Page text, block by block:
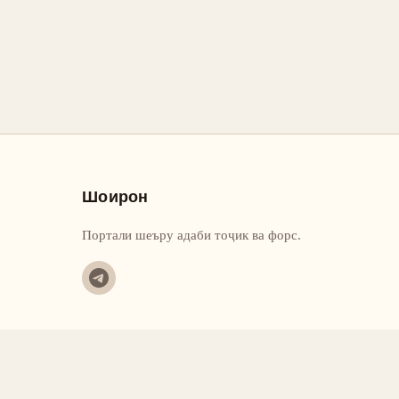
Шоирон
Портали шеъру адаби тоҷик ва форс.